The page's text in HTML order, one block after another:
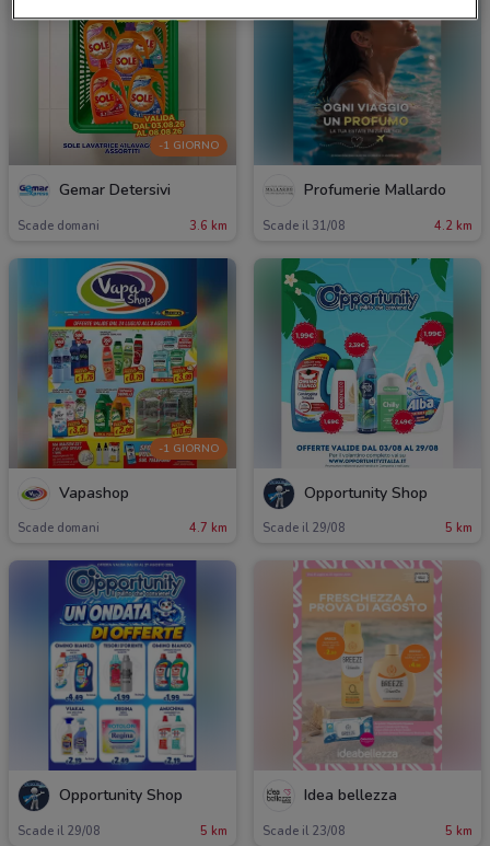
-1 GIORNO
Gemar Detersivi
Scade domani 3.6 km
Profumerie Mallardo
Scade il 31/08 4.2 km
-1 GIORNO
Vapashop
Scade domani 4.7 km
Opportunity Shop
Scade il 29/08 5 km
Opportunity Shop
Scade il 29/08 5 km
Idea bellezza
Scade il 23/08 5 km